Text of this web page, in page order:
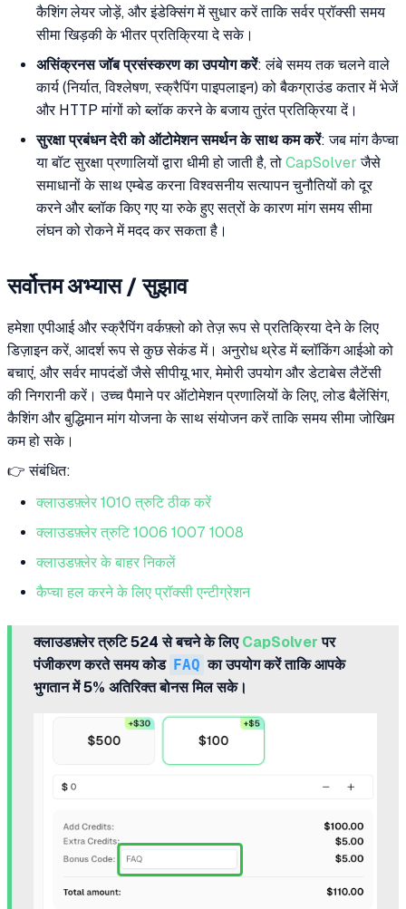
कैशिंग लेयर जोड़ें, और इंडेक्सिंग में सुधार करें ताकि सर्वर प्रॉक्सी समय
सीमा खिड़की के भीतर प्रतिक्रिया दे सके।
असिंक्रनस जॉब प्रसंस्करण का उपयोग करें: लंबे समय तक चलने वाले
कार्य (निर्यात, विश्लेषण, स्क्रैपिंग पाइपलाइन) को बैकग्राउंड कतार में भेजें
और HTTP मांगों को ब्लॉक करने के बजाय तुरंत प्रतिक्रिया दें।
सुरक्षा प्रबंधन देरी को ऑटोमेशन समर्थन के साथ कम करें: जब मांग कैप्चा
या बॉट सुरक्षा प्रणालियों द्वारा धीमी हो जाती है, तो CapSolver जैसे
समाधानों के साथ एम्बेड करना विश्वसनीय सत्यापन चुनौतियों को दूर
करने और ब्लॉक किए गए या रुके हुए सत्रों के कारण मांग समय सीमा
लंघन को रोकने में मदद कर सकता है।
सर्वोत्तम अभ्यास / सुझाव
हमेशा एपीआई और स्क्रैपिंग वर्कफ़्लो को तेज़ रूप से प्रतिक्रिया देने के लिए
डिज़ाइन करें, आदर्श रूप से कुछ सेकंड में। अनुरोध थ्रेड में ब्लॉकिंग आईओ को
बचाएं, और सर्वर मापदंडों जैसे सीपीयू भार, मेमोरी उपयोग और डेटाबेस लैटेंसी
की निगरानी करें। उच्च पैमाने पर ऑटोमेशन प्रणालियों के लिए, लोड बैलेंसिंग,
कैशिंग और बुद्धिमान मांग योजना के साथ संयोजन करें ताकि समय सीमा जोखिम
कम हो सके।
👉 संबंधित:
क्लाउडफ़्लेर 1010 त्रुटि ठीक करें
क्लाउडफ़्लेर त्रुटि 1006 1007 1008
क्लाउडफ़्लेर के बाहर निकलें
कैप्चा हल करने के लिए प्रॉक्सी एन्टीग्रेशन
क्लाउडफ़्लेर त्रुटि 524 से बचने के लिए CapSolver पर
पंजीकरण करते समय कोड FAQ का उपयोग करें ताकि आपके
भुगतान में 5% अतिरिक्त बोनस मिल सके।